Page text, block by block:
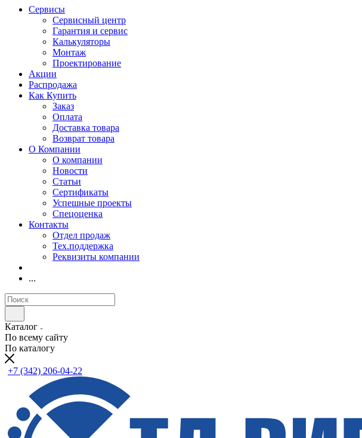
Сервисы
Сервисный центр
Гарантия и сервис
Калькуляторы
Монтаж
Проектирование
Акции
Распродажа
Как Купить
Заказ
Оплата
Доставка товара
Возврат товара
О Компании
О компании
Новости
Статьи
Сертификаты
Успешные проекты
Спецоценка
Контакты
Отдел продаж
Тех.поддержка
Реквизиты компании
...
Каталог
По всему сайту
По каталогу
+7 (342) 206-04-22